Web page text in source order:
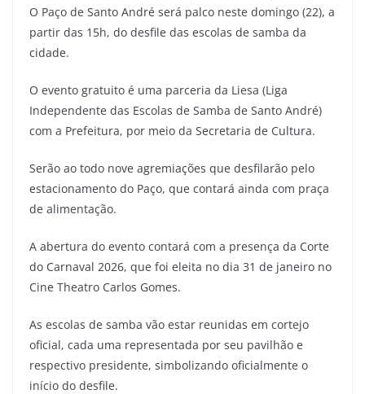
O Paço de Santo André será palco neste domingo (22), a
partir das 15h, do desfile das escolas de samba da
cidade.
O evento gratuito é uma parceria da Liesa (Liga
Independente das Escolas de Samba de Santo André)
com a Prefeitura, por meio da Secretaria de Cultura.
Serão ao todo nove agremiações que desfilarão pelo
estacionamento do Paço, que contará ainda com praça
de alimentação.
A abertura do evento contará com a presença da Corte
do Carnaval 2026, que foi eleita no dia 31 de janeiro no
Cine Theatro Carlos Gomes.
As escolas de samba vão estar reunidas em cortejo
oficial, cada uma representada por seu pavilhão e
respectivo presidente, simbolizando oficialmente o
início do desfile.